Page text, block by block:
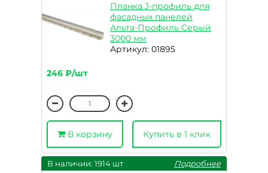
Планка J-профиль для
фасадных панелей
Альта-Профиль Серый
3000 мм
Артикул: 01895
246 ₽/шт
В корзину Купить в 1 клик
В наличии: 1914 шт Подробнее